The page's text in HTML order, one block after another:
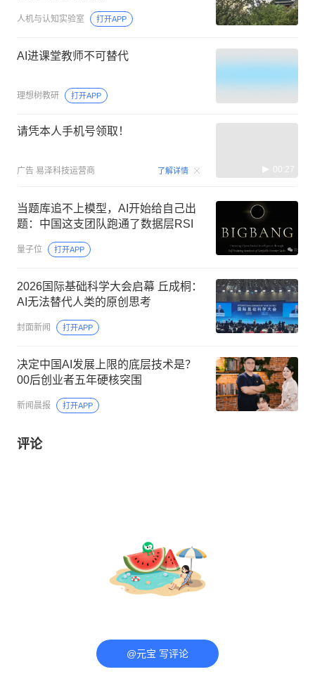
人机与认知实验室 打开APP
AI进课堂教师不可替代
理想树教研 打开APP
请凭本人手机号领取！
广告 易泽科技运营商 了解详情 00:27
当题库追不上模型，AI开始给自己出
题：中国这支团队跑通了数据层RSI
量子位 打开APP
2026国际基础科学大会启幕 丘成桐：
AI无法替代人类的原创思考
封面新闻 打开APP
决定中国AI发展上限的底层技术是？
00后创业者五年硬核突围
新闻晨报 打开APP
评论
@元宝 写评论